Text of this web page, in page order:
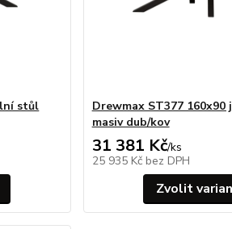
stůl
Drewmax ST377
masiv dub/kov
31 381 Kč/ks
25 935 Kč bez DPH
Zvolit